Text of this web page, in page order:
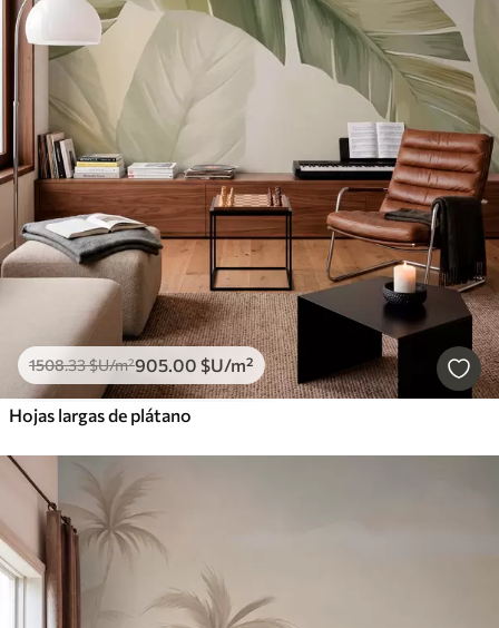
1508.33$U/m²905.00 $U/m²
Hojas largas de plátano